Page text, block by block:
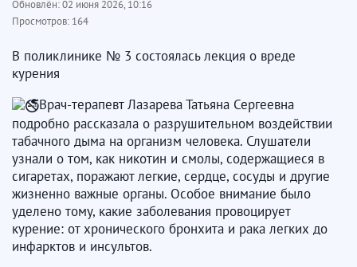
Обновлён:02 июня 2026, 10:16
Просмотров: 164
В поликлинике № 3 состоялась лекция о вреде
курения
Врач-терапевт Лазарева Татьяна Сергеевна
подробно рассказала о разрушительном воздействии
табачного дыма на организм человека. Слушатели
узнали о том, как никотин и смолы, содержащиеся в
сигаретах, поражают легкие, сердце, сосуды и другие
жизненно важные органы. Особое внимание было
уделено тому, какие заболевания провоцирует
курение: от хронического бронхита и рака легких до
инфарктов и инсультов.